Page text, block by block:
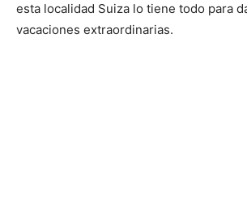
esta localidad Suiza lo tiene todo para
vacaciones extraordinarias.